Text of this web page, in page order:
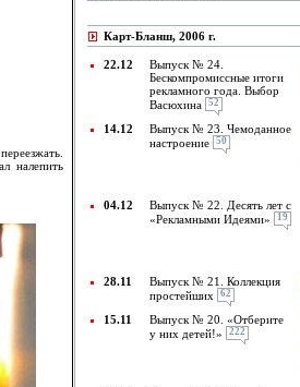
налепить
Карт-Бланш, 2006 г.
22.12
Выпуск № 24.
Бескомпромиссные итоги
рекламного года. Выбор
Васюхина 52
14.12
Выпуск № 23. Чемоданное
настроение 50
04.12
Выпуск № 22. Десять лет с
«Рекламными Идеями»
19
28.11
Выпуск № 21. Коллекция
простейших
62
15.11
Выпуск № 20. «Отберите
у них детей!»
222